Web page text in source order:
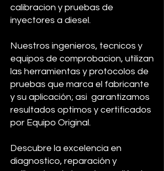
calibracion y pruebas de
inyectores a diesel.
Nuestros ingenieros, tecnicos y
equipos de comprobacion, utilizan
las herramientas y protocolos de
pruebas que marca el fabricante
y su aplicación; asi garantizamos
resultados optimos y certificados
por Equipo Original.
Descubre la excelencia en
diagnostico, reparación y